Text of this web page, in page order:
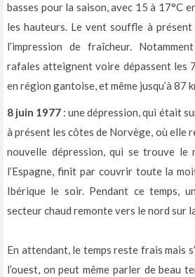
basses pour la saison, avec 15 à 17°C
les hauteurs. Le vent souffle à
l’impression de fraîcheur.
rafales atteignent voire dépassent les
en région gantoise, et même jusqu’à 87
8 juin 1977 : une dépression, qui était
à présent les côtes de Norvège, où elle
nouvelle dépression, qui se trouve le
l’Espagne, finit par couvrir toute la
Ibérique le soir. Pendant ce temps,
secteur chaud remonte vers le nord sur
En attendant, le temps reste frais mais
l’ouest, on peut même parler de beau